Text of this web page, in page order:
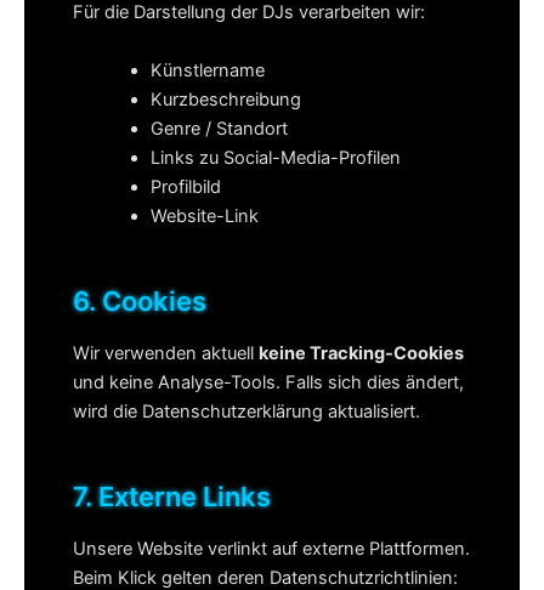
Für die Darstellung der DJs verarbeiten wir:
Künstlername
Kurzbeschreibung
Genre / Standort
Links zu Social-Media-Profilen
Profilbild
Website-Link
6. Cookies
Wir verwenden aktuell keine Tracking-Cookies
und keine Analyse-Tools. Falls sich dies ändert,
wird die Datenschutzerklärung aktualisiert.
7. Externe Links
Unsere Website verlinkt auf externe Plattformen.
Beim Klick gelten deren Datenschutzrichtlinien: